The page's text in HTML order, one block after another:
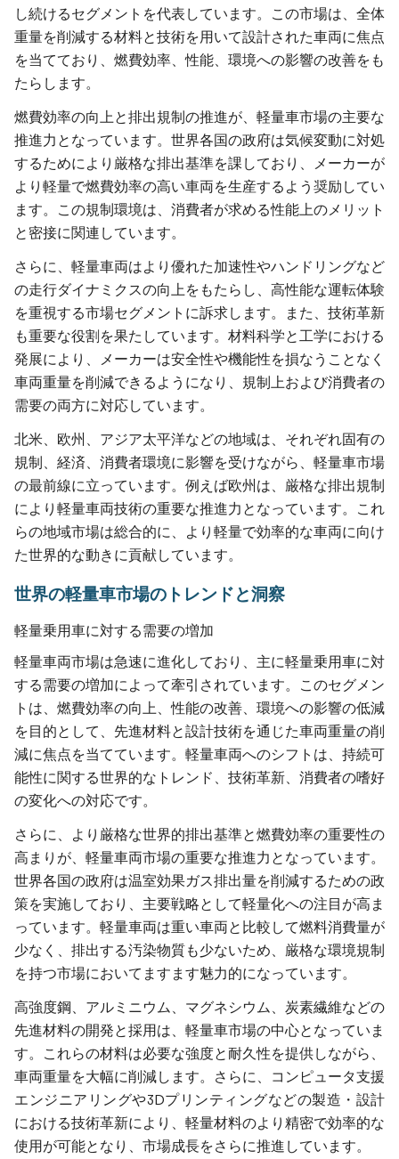
し続けるセグメントを代表しています。この市場は、全体
重量を削減する材料と技術を用いて設計された車両に焦点
を当てており、燃費効率、性能、環境への影響の改善をも
たらします。
燃費効率の向上と排出規制の推進が、軽量車市場の主要な
推進力となっています。世界各国の政府は気候変動に対処
するためにより厳格な排出基準を課しており、メーカーが
より軽量で燃費効率の高い車両を生産するよう奨励してい
ます。この規制環境は、消費者が求める性能上のメリット
と密接に関連しています。
さらに、軽量車両はより優れた加速性やハンドリングなど
の走行ダイナミクスの向上をもたらし、高性能な運転体験
を重視する市場セグメントに訴求します。また、技術革新
も重要な役割を果たしています。材料科学と工学における
発展により、メーカーは安全性や機能性を損なうことなく
車両重量を削減できるようになり、規制上および消費者の
需要の両方に対応しています。
北米、欧州、アジア太平洋などの地域は、それぞれ固有の
規制、経済、消費者環境に影響を受けながら、軽量車市場
の最前線に立っています。例えば欧州は、厳格な排出規制
により軽量車両技術の重要な推進力となっています。これ
らの地域市場は総合的に、より軽量で効率的な車両に向け
た世界的な動きに貢献しています。
世界の軽量車市場のトレンドと洞察
軽量乗用車に対する需要の増加
軽量車両市場は急速に進化しており、主に軽量乗用車に対
する需要の増加によって牽引されています。このセグメン
トは、燃費効率の向上、性能の改善、環境への影響の低減
を目的として、先進材料と設計技術を通じた車両重量の削
減に焦点を当てています。軽量車両へのシフトは、持続可
能性に関する世界的なトレンド、技術革新、消費者の嗜好
の変化への対応です。
さらに、より厳格な世界的排出基準と燃費効率の重要性の
高まりが、軽量車両市場の重要な推進力となっています。
世界各国の政府は温室効果ガス排出量を削減するための政
策を実施しており、主要戦略として軽量化への注目が高ま
っています。軽量車両は重い車両と比較して燃料消費量が
少なく、排出する汚染物質も少ないため、厳格な環境規制
を持つ市場においてますます魅力的になっています。
高強度鋼、アルミニウム、マグネシウム、炭素繊維などの
先進材料の開発と採用は、軽量車市場の中心となっていま
す。これらの材料は必要な強度と耐久性を提供しながら、
車両重量を大幅に削減します。さらに、コンピュータ支援
エンジニアリングや3Dプリンティングなどの製造・設計
における技術革新により、軽量材料のより精密で効率的な
使用が可能となり、市場成長をさらに推進しています。